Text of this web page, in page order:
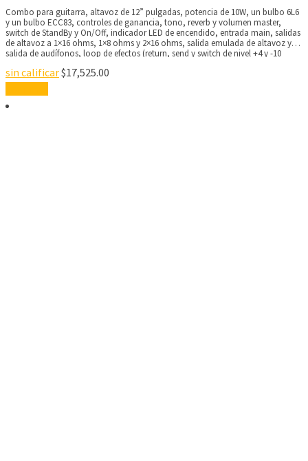
Combo para guitarra, altavoz de 12” pulgadas, potencia de 10W, un bulbo 6L6
y un bulbo ECC83, controles de ganancia, tono, reverb y volumen master,
switch de StandBy y On/Off, indicador LED de encendido, entrada main, salidas
de altavoz a 1×16 ohms, 1×8 ohms y 2×16 ohms, salida emulada de altavoz y
salida de audífonos, loop de efectos (return, send y switch de nivel +4 y -10
incluye pedal FS-4S, se puede usar un pedal FS-8 (no incluido) para controlar
drive y reverb.
sin calificar$17,525.00